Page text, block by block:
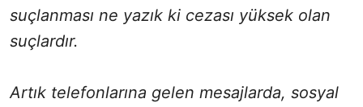
suçlanması ne yazık ki cezası yüksek olan
suçlardır.
Artık telefonlarına gelen mesajlarda, sosyal